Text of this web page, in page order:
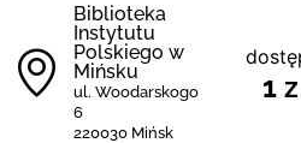
Biblioteka
Instytutu
Polskiego w
Mińsku
ul. Woodarskogo
6
220030 Mińsk
1